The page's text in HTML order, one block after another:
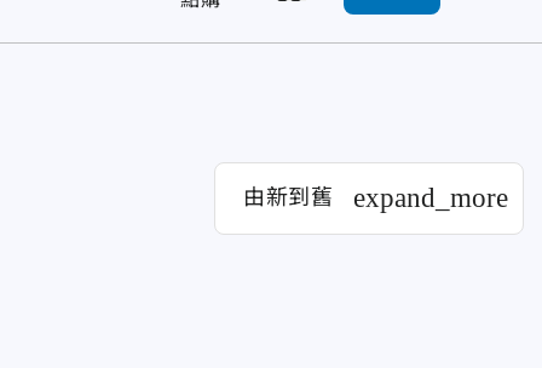
由新到舊 expand_more